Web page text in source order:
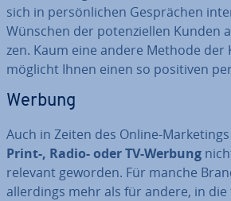
sich in per­sön­li­chen Ge­sprä­chen
Wünschen der po­ten­zi­el­len Kunden
zen. Kaum eine andere Methode
mög­licht Ihnen einen so positiven
Werbung
Auch in Zeiten des Online-
Print-, Radio- oder TV-Werbung
rele­vant geworden. Für manche
al­ler­dings mehr als für andere, in